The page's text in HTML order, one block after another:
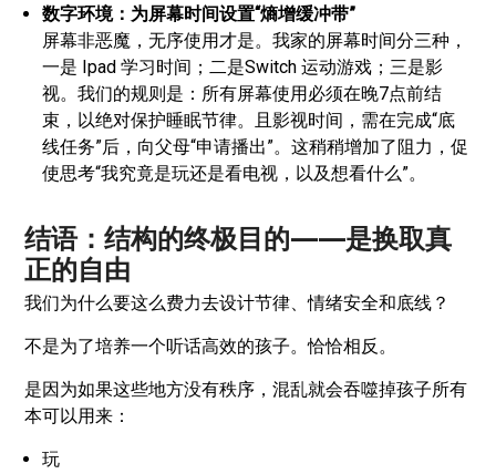
数字环境：为屏幕时间设置“熵增缓冲带”
屏幕非恶魔，无序使用才是。我家的屏幕时间分三种，
一是 Ipad 学习时间；二是Switch 运动游戏；三是影
视。我们的规则是：所有屏幕使用必须在晚7点前结
束，以绝对保护睡眠节律。且影视时间，需在完成“底
线任务”后，向父母“申请播出”。这稍稍增加了阻力，促
使思考“我究竟是玩还是看电视，以及想看什么”。
结语：结构的终极目的——是换取真
正的自由
我们为什么要这么费力去设计节律、情绪安全和底线？
不是为了培养一个听话高效的孩子。恰恰相反。
是因为如果这些地方没有秩序，混乱就会吞噬掉孩子所有
本可以用来：
玩